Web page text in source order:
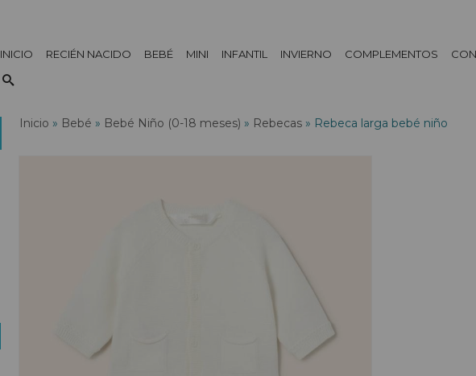
INICIO RECIÉN NACIDO BEBÉ MINI INFANTIL INVIERNO COMPLEMENTOS
Inicio » Bebé » Bebé Niño (0-18 meses) » Rebecas » Rebeca larga bebé niño